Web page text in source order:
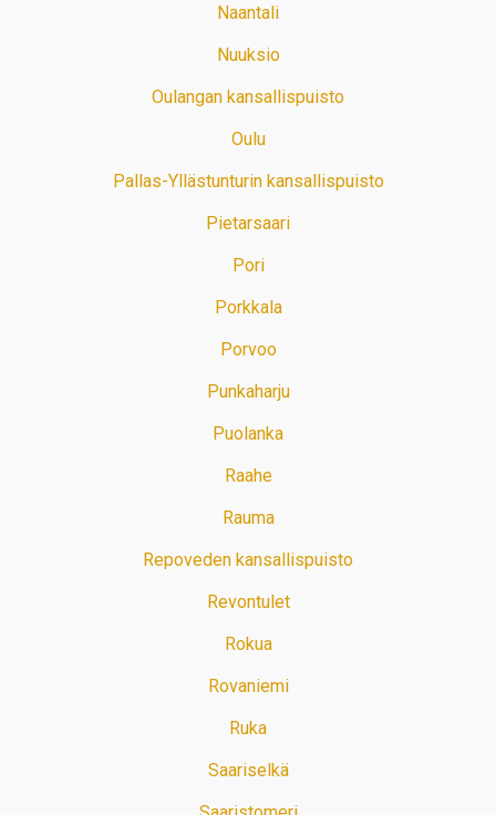
Naantali
Nuuksio
Oulangan kansallispuisto
Oulu
Pallas-Yllästunturin kansallispuisto
Pietarsaari
Pori
Porkkala
Porvoo
Punkaharju
Puolanka
Raahe
Rauma
Repoveden kansallispuisto
Revontulet
Rokua
Rovaniemi
Ruka
Saariselkä